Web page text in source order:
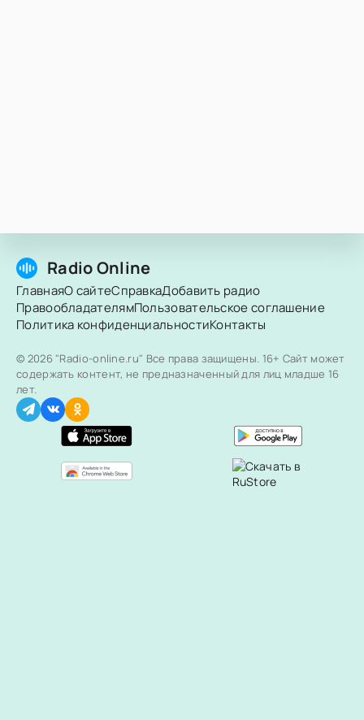
Radio Online
ГлавнаяО сайтеСправкаДобавить радио
ПравообладателямПользовательское соглашение
Политика конфиденциальностиКонтакты
© 2026 "Radio-online.ru" Все права защищены. 16+ Сайт может
содержать контент, не предназначенный для лиц младше 16
лет.